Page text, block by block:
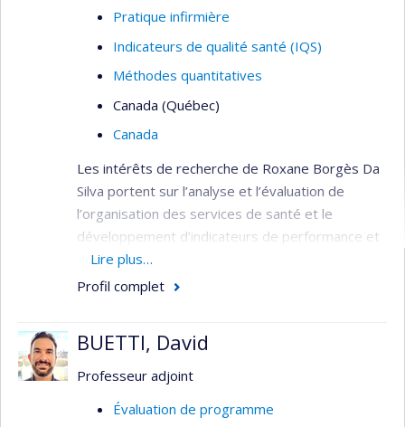
Pratique infirmière
Indicateurs de qualité santé (IQS)
Méthodes quantitatives
Canada (Québec)
Canada
Les intérêts de recherche de Roxane Borgès Da
Silva portent sur l’analyse et l’évaluation de
l’organisation des services de santé et le
développement d’indicateurs de performance et
de qualité. Elle s’intéresse plus particulièrement à
l’évolution de l’organisation des services de
s’intéresse également aux effets des politiques
de santé liées à l’organisation des services de
collaborations.
Lire plus…
Profil complet
BUETTI, David
Professeur adjoint
Évaluation de programme